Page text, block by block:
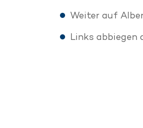
Weiter auf
Links